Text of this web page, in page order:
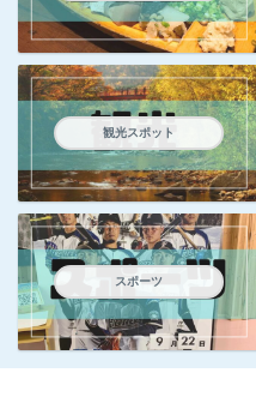
観光スポット
スポーツ